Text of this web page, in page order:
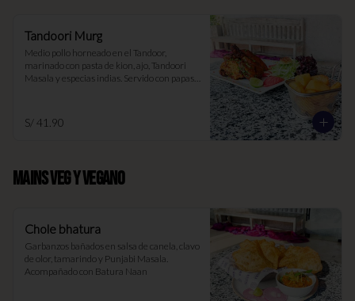
Tandoori Murg
Medio pollo horneado en el Tandoor,
marinado con pasta de kion, ajo, Tandoori
Masala y especias indias. Servido con papas
S/ 41.90
MAINS VEG Y VEGANO
Chole bhatura
Garbanzos bañados en salsa de canela, clavo
de olor, tamarindo y Punjabi Masala.
Acompañado con Batura Naan